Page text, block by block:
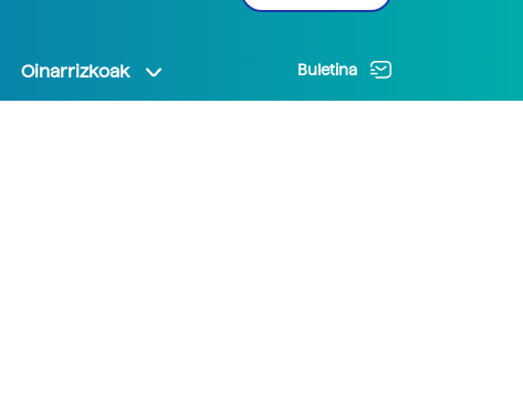
Oinarrizkoak Buletina